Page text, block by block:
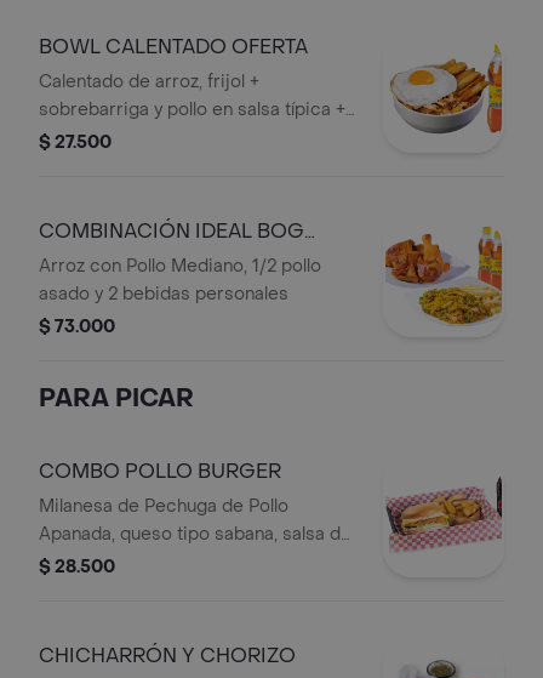
BOWL CALENTADO OFERTA
Calentado de arroz, frijol +
sobrebarriga y pollo en salsa típica +
papa artesanal + huevo frito + bebida
$ 27.500
COMBINACIÓN IDEAL BOG
OFERTA
Arroz con Pollo Mediano, 1/2 pollo
asado y 2 bebidas personales
$ 73.000
PARA PICAR
COMBO POLLO BURGER
Milanesa de Pechuga de Pollo
Apanada, queso tipo sabana, salsa de
la casa en Pan de Papa, acompañado
$ 28.500
CHICHARRÓN Y CHORIZO